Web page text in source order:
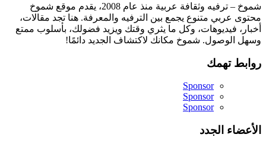
شموخ – ترفيه وثقافة عربية منذ عام 2008، يقدم موقع شموخ
محتوى عربي متنوع يجمع بين الترفيه والمعرفة. هنا تجد مقالات،
أخبار، فيديوهات، وكل ما يثري وقتك ويزيد فضولك، بأسلوب ممتع
وسهل الوصول. شموخ مكانك لاكتشاف الجديد دائمًا!
روابط تهمك
Sponsor
Sponsor
Sponsor
الأعضاء الجدد